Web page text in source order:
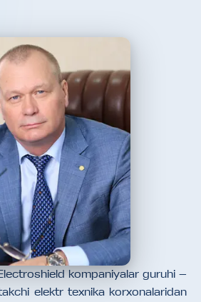
kompaniyalar guruhi —
elektr texnika korxonalaridan